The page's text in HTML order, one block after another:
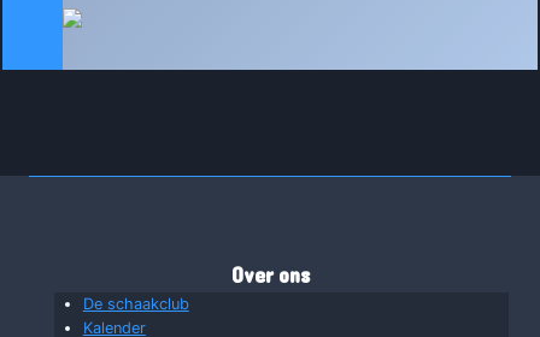
Over ons
De schaakclub
Kalender